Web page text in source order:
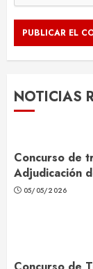
NOTICIAS
Concurso de
Adjudicación
05/05/2026